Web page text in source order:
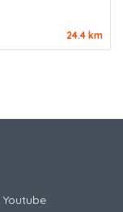
24.4 km
Youtube